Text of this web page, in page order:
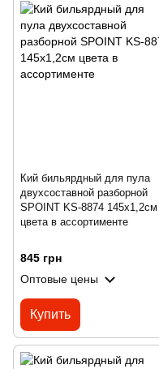
Кий бильярдный для пула
двухсоставной разборной
SPOINT KS-8874 145x1,2см
цвета в ассортименте
845 грн
Оптовые цены
Купить